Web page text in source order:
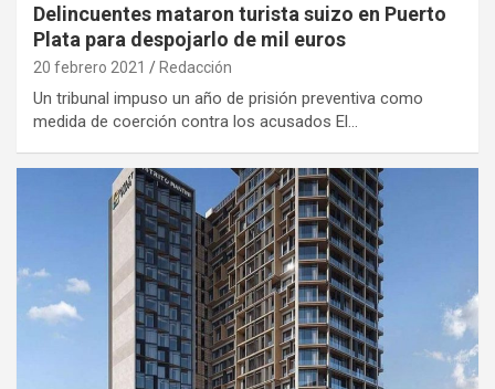
Delincuentes mataron turista suizo en Puerto
Plata para despojarlo de mil euros
20 febrero 2021 Redacción
Un tribunal impuso un año de prisión preventiva como
medida de coerción contra los acusados El…